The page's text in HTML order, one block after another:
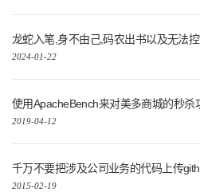
龙蛇入笔,身不由己,码农出书以及无法
2024-01-22
使用ApacheBench来对美多商城的秒
2019-04-12
千万不要把涉及公司业务的代码上传
2015-02-19